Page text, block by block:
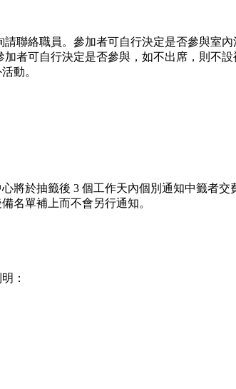
聯絡職員。參加者可自行決定是否參與室內
者可自行決定是否參與，如不出席，則不設
動。
將於抽籤後 3 個工作天內個別通知中籤者交
名單補上而不會另行通知。
：